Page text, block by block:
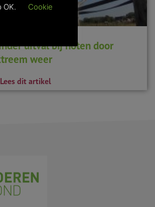
uitval bij noten door
weer
dit artikel
OK.
Cookie